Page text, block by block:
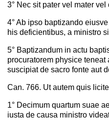
3° Nec sit pater vel mater
4° Ab ipso baptizando
his deficientibus, a ministro
5° Baptizandum in actu
procuratorem physice teneat
suscipiat de sacro fonte aut
Can. 766. Ut autem quis
1° Decimum quartum suae
iusta de causa ministro